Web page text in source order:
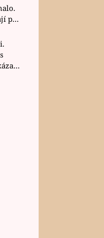
VIDEO: Víš, že je v pivu
No jasně, a děti noší
po